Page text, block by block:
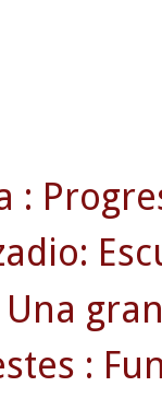
:
: